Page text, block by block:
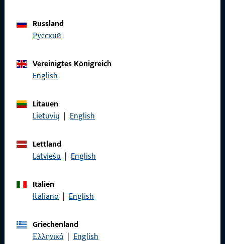
Russland
русский
Vereinigtes Königreich
English
Litauen
Lietuvių | English
Lettland
Latviešu | English
Italien
Italiano | English
Griechenland
Ελληνικά | English
Produktkatalog